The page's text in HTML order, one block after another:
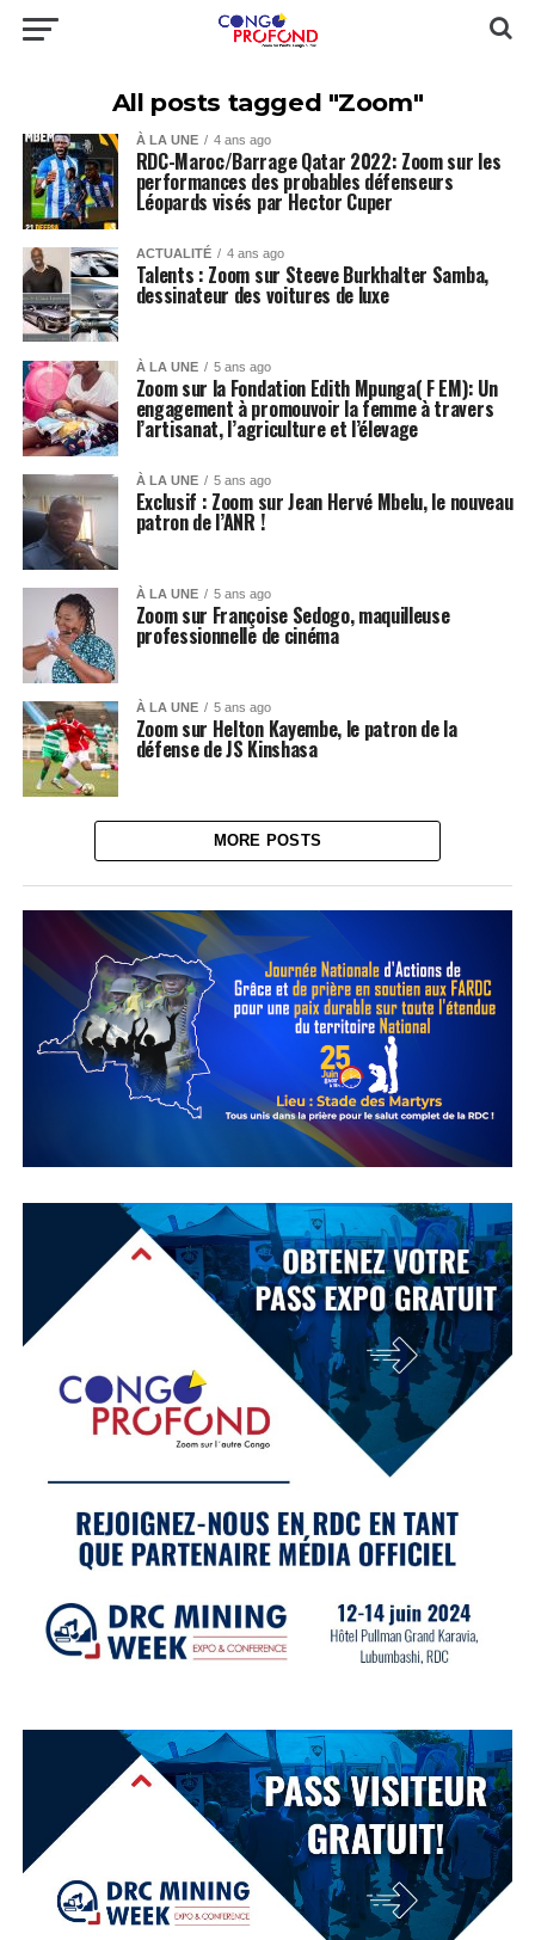
All posts tagged "Zoom"
À LA UNE 4 ans ago
RDC-Maroc/Barrage Qatar 2022: Zoom sur les
performances des probables défenseurs
Léopards visés par Hector Cuper
ACTUALITÉ 4 ans ago
Talents : Zoom sur Steeve Burkhalter Samba,
dessinateur des voitures de luxe
À LA UNE 5 ans ago
Zoom sur la Fondation Edith Mpunga( F EM): Un
engagement à promouvoir la femme à travers
l’artisanat, l’agriculture et l’élevage
À LA UNE 5 ans ago
Exclusif : Zoom sur Jean Hervé Mbelu, le nouveau
patron de l’ANR !
À LA UNE 5 ans ago
Zoom sur Françoise Sedogo, maquilleuse
professionnelle de cinéma
À LA UNE 5 ans ago
Zoom sur Helton Kayembe, le patron de la
défense de JS Kinshasa
MORE POSTS